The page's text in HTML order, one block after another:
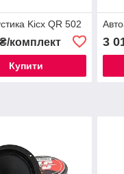
Kicx QR 502
комплект
Купити
3